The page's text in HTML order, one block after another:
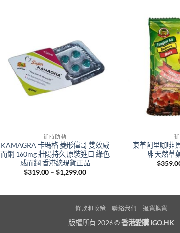
延時助勃
KAMAGRA 卡瑪格 菱形偉哥 雙效威
而鋼 160mg 壯陽持久 原裝進口 綠色
威而鋼 香港總現貨正品
$319.00 – $1,299.00Price
東革阿里咖啡
啡 天然草
$
條款和政策 聯絡我們 退貨換貨
版權所有 2026 ©香港愛購 IGO.HK